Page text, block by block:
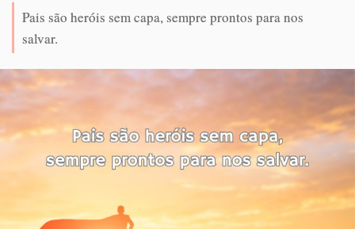
Pais são heróis sem capa, sempre prontos para nos
salvar.